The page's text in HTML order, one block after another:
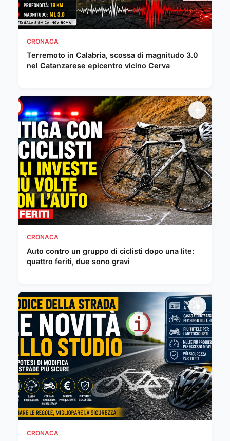
CRONACA
Terremoto in Calabria, scossa di magnitudo 3.0
nel Catanzarese epicentro vicino Cerva
CRONACA
Auto contro un gruppo di ciclisti dopo una lite:
quattro feriti, due sono gravi
CRONACA